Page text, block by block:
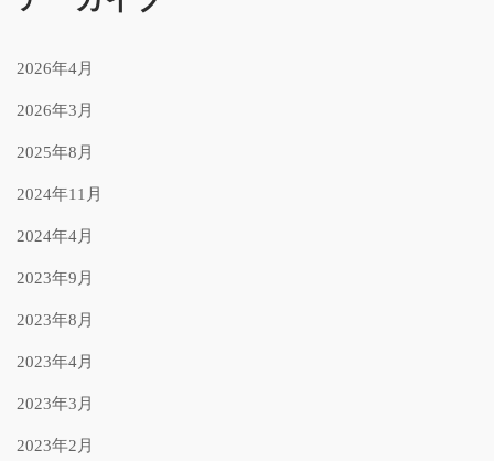
2026年4月
2026年3月
2025年8月
2024年11月
2024年4月
2023年9月
2023年8月
2023年4月
2023年3月
2023年2月